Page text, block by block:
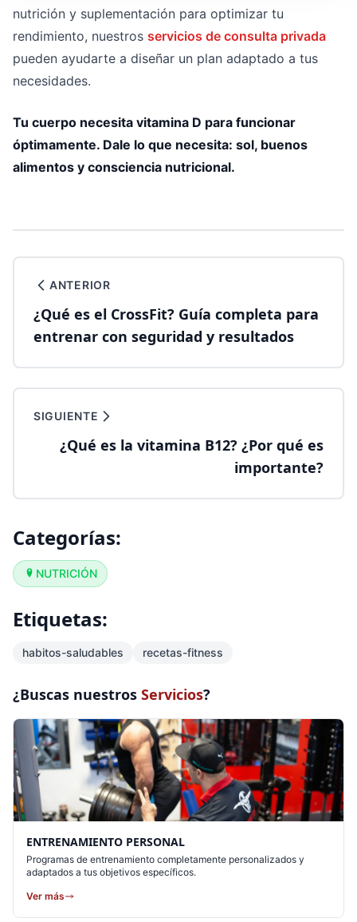
nutrición y suplementación para optimizar tu
rendimiento, nuestros servicios de consulta privada
pueden ayudarte a diseñar un plan adaptado a tus
necesidades.
Tu cuerpo necesita vitamina D para funcionar
óptimamente. Dale lo que necesita: sol, buenos
alimentos y consciencia nutricional.
ANTERIOR
¿Qué es el CrossFit? Guía completa para
entrenar con seguridad y resultados
SIGUIENTE
¿Qué es la vitamina B12? ¿Por qué es
importante?
Categorías:
NUTRICIÓN
Etiquetas:
habitos-saludables recetas-fitness
¿Buscas nuestros Servicios?
ENTRENAMIENTO PERSONAL
Programas de entrenamiento completamente personalizados y
adaptados a tus objetivos específicos.
Ver más